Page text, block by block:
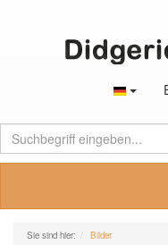
Sie sind hier: Bilder